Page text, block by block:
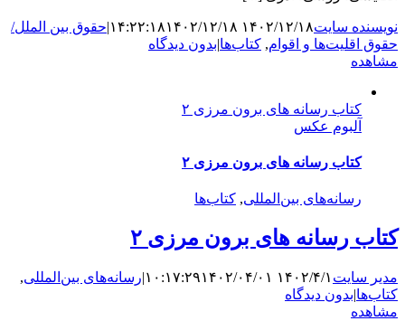
نویسنده سایت۱۴۰۲/۱۲/۱۸ ۱۴:۲۲:۱۸ ۱۴۰۲/۱۲/۱۸ |حقوق بین الملل/
حقوق اقلیت‌ها و اقوام, کتاب‌ها|بدون دیدگاه
مشاهده
کتاب رسانه های برون مرزی ۲
آلبوم عکس
کتاب رسانه های برون مرزی ۲
رسانه‌های بین‌المللی, کتاب‌ها
کتاب رسانه های برون مرزی ۲
مدیر سایت ۱۴۰۲/۴/۱ ۱۰:۱۷:۲۹ ۱۴۰۲/۰۴/۰۱ |رسانه‌های بین‌المللی,
کتاب‌ها|بدون دیدگاه
مشاهده